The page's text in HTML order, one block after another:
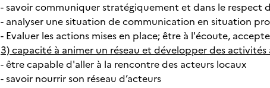
- savoir communiquer stratégiquement et dans le respect
- analyser une situation de communication en situation
- Evaluer les actions mises en place; être à l'écoute,
3) capacité à animer un réseau et développer des activités
- être capable d'aller à la rencontre des acteurs locaux
- savoir nourrir son réseau d’acteurs